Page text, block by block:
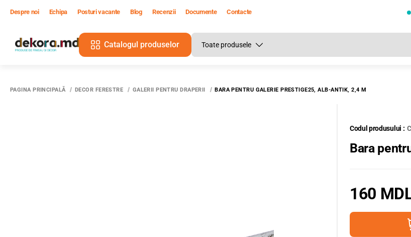
Despre noi Echipa Posturi vacante Blog Recenzii Documente Contacte
Catalogul produselor
PAGINA PRINCIPALĂ DECOR FERESTRE GALERII PENTRU DRAPERII BARA PENTRU GALERIE PRESTIGE25, ALB-ANTIK, 2,4 M
Codul produsului :
Bara
160